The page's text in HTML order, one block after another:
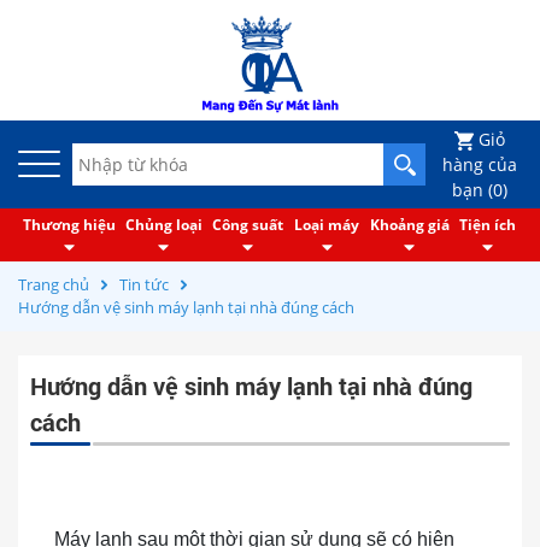
Giỏ
hàng của
bạn (0)
Thương hiệu Chủng loại Công suất Loại máy Khoảng giá Tiện ích
Trang chủ
Tin tức
Hướng dẫn vệ sinh máy lạnh tại nhà đúng cách
Hướng dẫn vệ sinh máy lạnh tại nhà đúng
cách
Máy lạnh sau một thời gian sử dụng sẽ có hiện